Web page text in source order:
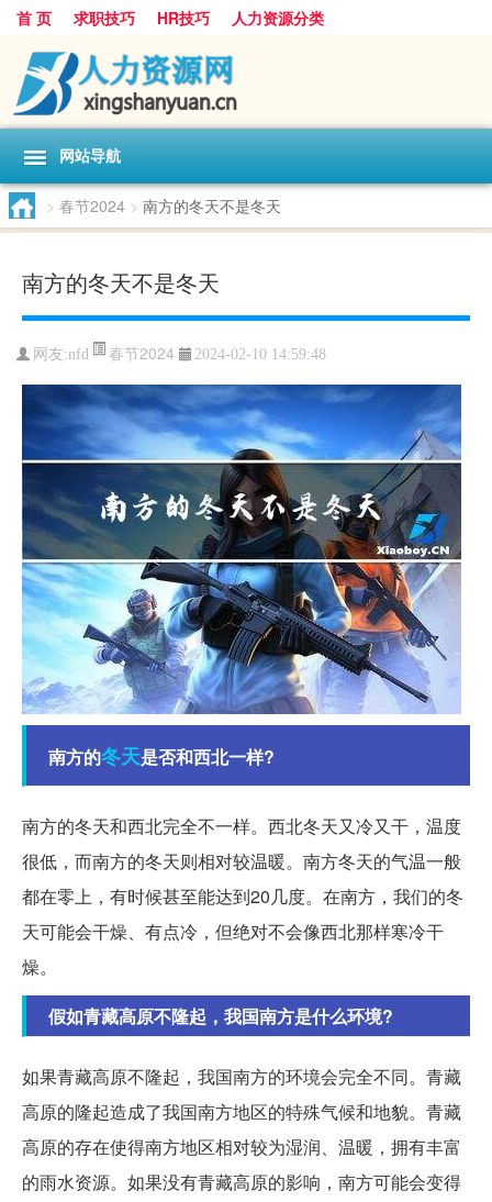
首 页 求职技巧 HR技巧 人力资源分类
网站导航
> 春节2024 > 南方的冬天不是冬天
南方的冬天不是冬天
网友:nfd 春节2024 2024-02-10 14:59:48
南方的冬天是否和西北一样?
南方的冬天和西北完全不一样。西北冬天又冷又干，温度
很低，而南方的冬天则相对较温暖。南方冬天的气温一般
都在零上，有时候甚至能达到20几度。在南方，我们的冬
天可能会干燥、有点冷，但绝对不会像西北那样寒冷干
燥。
假如青藏高原不隆起，我国南方是什么环境?
如果青藏高原不隆起，我国南方的环境会完全不同。青藏
高原的隆起造成了我国南方地区的特殊气候和地貌。青藏
高原的存在使得南方地区相对较为湿润、温暖，拥有丰富
的雨水资源。如果没有青藏高原的影响，南方可能会变得